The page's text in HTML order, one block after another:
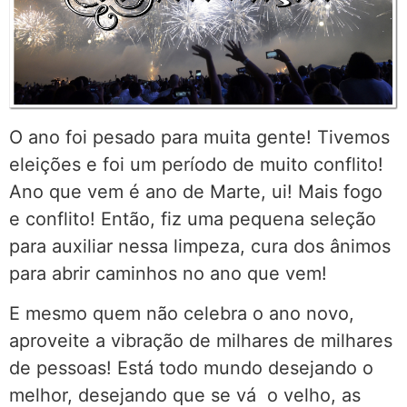
O ano foi pesado para muita gente! Tivemos
eleições e foi um período de muito conflito!
Ano que vem é ano de Marte, ui! Mais fogo
e conflito! Então, fiz uma pequena seleção
para auxiliar nessa limpeza, cura dos ânimos
para abrir caminhos no ano que vem!
E mesmo quem não celebra o ano novo,
aproveite a vibração de milhares de milhares
de pessoas! Está todo mundo desejando o
melhor, desejando que se vá o velho, as